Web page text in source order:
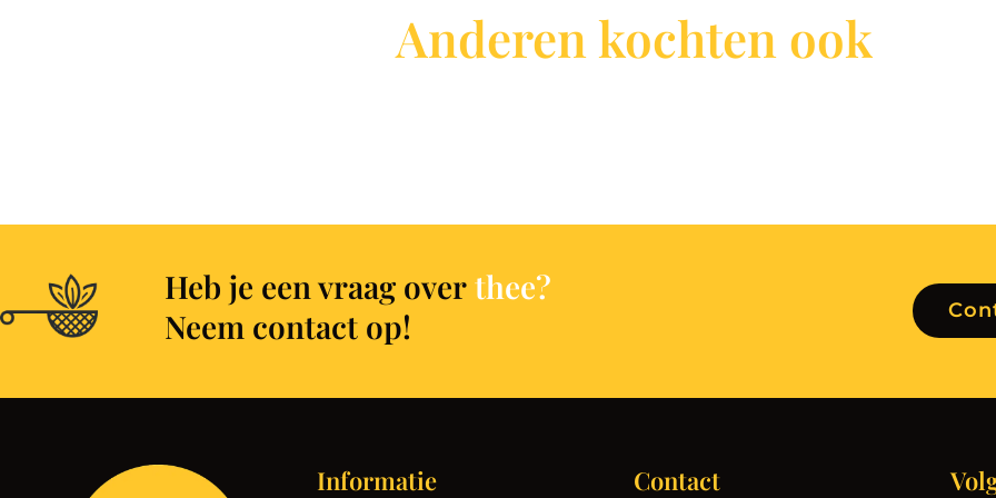
Anderen kochten ook
Heb je een vraag overthee?
Neem contact op!
Informatie Contact